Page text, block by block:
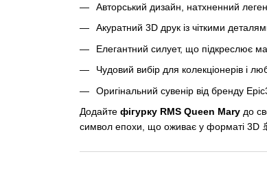
Авторський дизайн, натхненний
Акуратний 3D друк із чіткими
Елегантний силует, що підкреслює
Чудовий вибір для колекціонерів і
Оригінальний сувенір від бренду
Додайте фігурку RMS Queen Maryдо
символ епохи, що оживає у форматі 3D